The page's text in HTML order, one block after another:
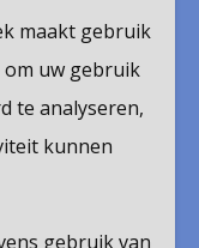
maakt gebruik
om uw gebruik
te analyseren,
kunnen
gebruik van